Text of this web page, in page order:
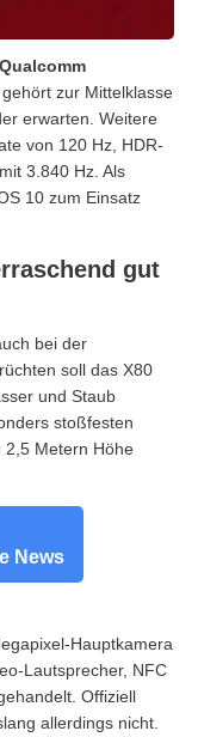
Qualcomm
zur Mittelklasse
erwarten. Weitere
von 120 Hz, HDR-
3.840 Hz. Als
10 zum Einsatz
gut
bei der
soll das X80
und Staub
stoßfesten
2,5 Metern Höhe
News
Hauptkamera
Lautsprecher, NFC
Offiziell
allerdings nicht.